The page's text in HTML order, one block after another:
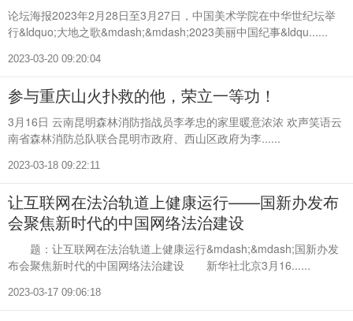
论坛海报2023年2月28日至3月27日，中国美术学院在中华世纪坛举
行&ldquo;大地之歌&mdash;&mdash;2023美丽中国纪事&ldqu......
2023-03-20 09:20:04
参与重庆山火扑救的他，荣立一等功！
3月16日 云南昆明森林消防指战员李孝忠的家里暖意浓浓 欢声笑语云
南省森林消防总队联合昆明市政府、西山区政府为李......
2023-03-18 09:22:11
让互联网在法治轨道上健康运行——国新办发布
会聚焦新时代的中国网络法治建设
题：让互联网在法治轨道上健康运行&mdash;&mdash;国新办发
布会聚焦新时代的中国网络法治建设 新华社北京3月16......
2023-03-17 09:06:18